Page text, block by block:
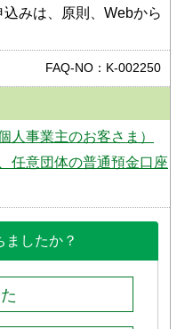
みは、原則、Webから
FAQ-NO：K-002250
人事業主のお客さま）
任意団体の普通預金口座
ましたか？